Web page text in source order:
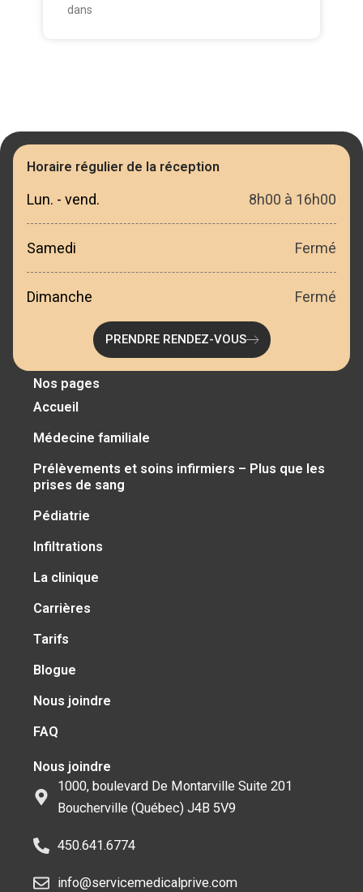
dans
Nous joindre
1000, boulevard De Montarville Suite 201
Boucherville (Québec) J4B 5V9
450.641.6774
info@servicemedicalprive.com
Nos pages
Accueil
Médecine familiale
Prélèvements et soins infirmiers – Plus que les
prises de sang
Pédiatrie
Infiltrations
La clinique
Carrières
Tarifs
Blogue
Nous joindre
FAQ
Horaire régulier de la réception
Lun. - vend. 8h00 à 16h00
Samedi Fermé
Dimanche Fermé
PRENDRE RENDEZ-VOUS